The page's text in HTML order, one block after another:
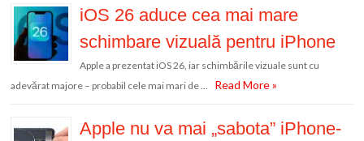
iOS 26 aduce cea mai mare
schimbare vizuală pentru iPhone
Apple a prezentat iOS 26, iar schimbările vizuale sunt cu
adevărat majore – probabil cele mai mari de …
Read More »
Apple nu va mai „sabota” iPhone-